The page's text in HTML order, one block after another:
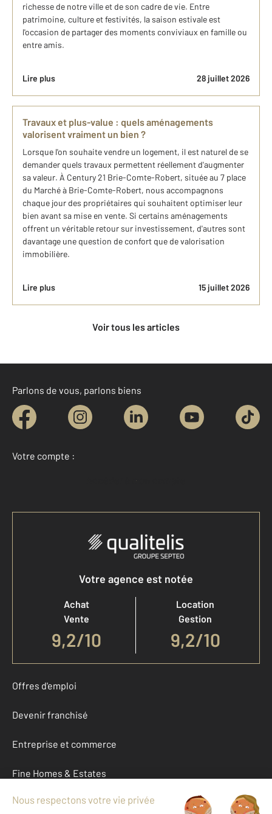
richesse de notre ville et de son cadre de vie. Entre
patrimoine, culture et festivités, la saison estivale est
l'occasion de partager des moments conviviaux en famille ou
entre amis.
Lire plus 28 juillet 2026
Travaux et plus-value : quels aménagements
valorisent vraiment un bien ?
Lorsque l'on souhaite vendre un logement, il est naturel de se
demander quels travaux permettent réellement d'augmenter
sa valeur. À Century 21 Brie-Comte-Robert, située au 7 place
du Marché à Brie-Comte-Robert, nous accompagnons
chaque jour des propriétaires qui souhaitent optimiser leur
bien avant sa mise en vente. Si certains aménagements
offrent un véritable retour sur investissement, d'autres sont
davantage une question de confort que de valorisation
immobilière.
Lire plus 15 juillet 2026
Voir tous les articles
Parlons de vous, parlons biens
Votre compte :
Accéder à mon compte
Votre agence est notée
Achat
Vente
9,2/10
Location
Gestion
9,2/10
Offres d'emploi
Devenir franchisé
Entreprise et commerce
Fine Homes & Estates
À propos